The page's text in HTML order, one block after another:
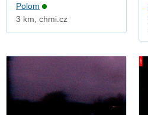
Polom
3 km, chmi.cz